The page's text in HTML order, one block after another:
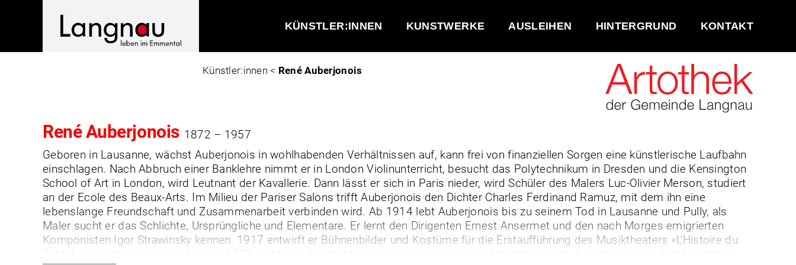
KÜNSTLER:INNEN KUNSTWERKE AUSLEIHEN HINTERGRUND KONTAKT
Künstler:innen < René Auberjonois
René Auberjonois 1872 – 1957
Geboren in Lausanne, wächst Auberjonois in wohlhabenden Verhältnissen auf, kann frei von finanziellen Sorgen eine künstlerische Laufbahn
einschlagen. Nach Abbruch einer Banklehre nimmt er in London Violinunterricht, besucht das Polytechnikum in Dresden und die Kensington
School of Art in London, wird Leutnant der Kavallerie. Dann lässt er sich in Paris nieder, wird Schüler des Malers Luc-Olivier Merson, studiert
an der Ecole des Beaux-Arts. Im Milieu der Pariser Salons trifft Auberjonois den Dichter Charles Ferdinand Ramuz, mit dem ihn eine
lebenslange Freundschaft und Zusammenarbeit verbinden wird. Ab 1914 lebt Auberjonois bis zu seinem Tod in Lausanne und Pully, als
Maler sucht er das Schlichte, Ursprüngliche und Elementare. Er lernt den Dirigenten Ernest Ansermet und den nach Morges emigrierten
Komponisten Igor Strawinsky kennen. 1917 entwirft er Bühnenbilder und Kostüme für die Erstaufführung des Musiktheaters «L’Histoire du
Soldat» von Strawinsky und Ramuz. 1937 werden in Deutschland zwei seiner Bilder als «Entartete Kunst» beschlagnahmt. 1948 vertritt er